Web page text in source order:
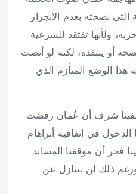
التي نصحته بعدم الانجرار
ولأنها تفتقد للشرعية
أو ينتقده، لكنه لو أنصت
هذا الوضع المتأزم الذي
شرف أن عُمان رفضت
الدخول في اتفاقية أبراهام
فخر أن موقفنا المساند
ذلك لن نتنازل عن